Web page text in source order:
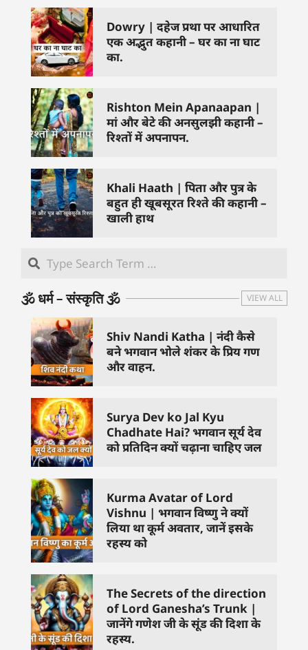
Dowry | दहेज प्रथा पर आधारित
एक अद्भुत कहानी – घर का ना घाट
का.
Rishton Mein Apanaapan |
मां और बेटे की अनसुलझी कहानी –
रिश्तों में अपनापन.
Khali Haath | पिता और पुत्र के
बहुत ही खूबसूरत रिश्ते की कहानी –
खाली हाथ
🕉️ धर्म – संस्कृति 🕉️ VIEW ALL
Shiv Nandi Katha | नंदी कैसे
बने भगवान भोले शंकर के प्रिय गण
और वाहन.
Surya Dev ko Jal Kyu
Chadhate Hai? भगवान सूर्य देव
को प्रतिदिन क्यों चढ़ाना चाहिए जल
Kurma Avatar of Lord
Vishnu | भगवान विष्णु ने क्यों
लिया था कूर्म अवतार, जानें इसके
रहस्य को
The Secrets of the direction
of Lord Ganesha’s Trunk |
जानेंगे गणेश जी के सूंड की दिशा के
रहस्य.